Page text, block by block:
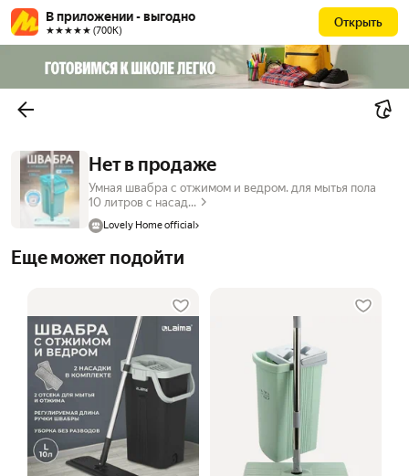
В приложении - выгодно
★★★★★ (700К)
Открыть
Нет в продаже
Умная швабра с отжимом и ведром. для мытья пола
10 литров с насад...
Lovely Home official
Еще может подойти